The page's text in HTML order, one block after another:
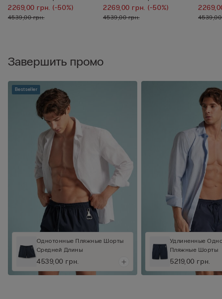
2269,00 грн.(-50%)
4539,00 грн.
2269,00 грн.(-50%)
4539,00 грн.
Завершить промо
Bestseller
Однотонные Пляжные Шорты
Средней Длины
4539,00 грн.
Удлиненные
Пляжные Шорты
5219,00 грн.